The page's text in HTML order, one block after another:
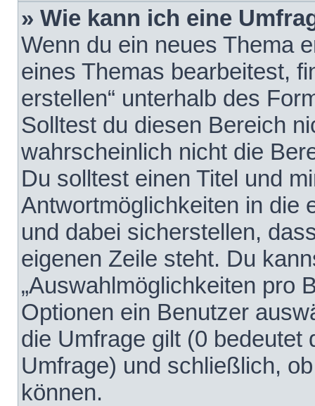
» Wie kann ich eine
Wenn du ein neues Thema
eines Themas bearbeitest,
erstellen“ unterhalb des
Solltest du diesen Bereich
wahrscheinlich nicht die
Du solltest einen Titel und
Antwortmöglichkeiten in die
und dabei sicherstellen,
eigenen Zeile steht. Du
„Auswahlmöglichkeiten pro
Optionen ein Benutzer
die Umfrage gilt (0 bedeutet
Umfrage) und schließlich,
können.